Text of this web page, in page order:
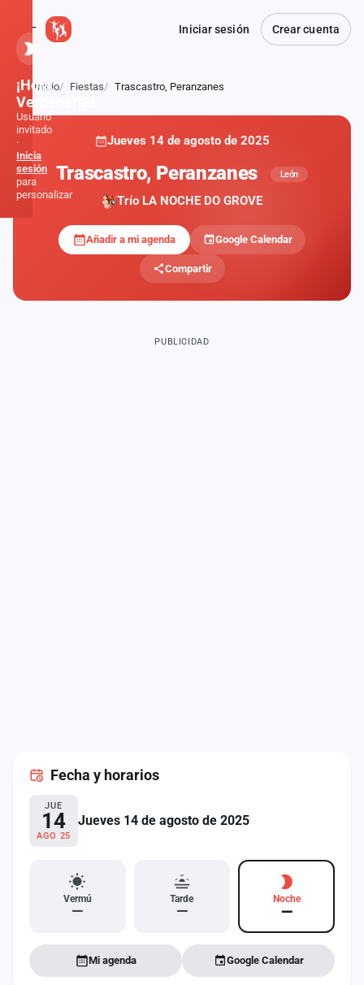
Iniciar sesión Crear cuenta
Atrás
Inicio Fiestas Trascastro, Peranzanes
Jueves 14 de agosto de 2025
Trascastro, Peranzanes León
Trío LA NOCHE DO GROVE
Añadir a mi agenda Google Calendar
Compartir
PUBLICIDAD
Fecha y horarios
JUE
14
AGO 25
Jueves 14 de agosto de 2025
Vermú
—
Tarde
—
Noche
—
Mi agenda Google Calendar
¡Hola,
Verbener@!
Usuario
invitado
·
Inicia
sesión
para
personalizar
Administración
Contacto